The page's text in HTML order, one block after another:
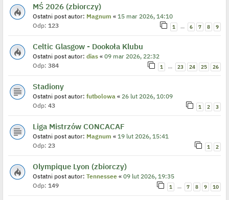
MŚ 2026 (zbiorczy)
Ostatni post autor: Magnum « 15 mar 2026, 14:10
Odp: 123 1 … 6 7 8 9
Celtic Glasgow - Dookoła Klubu
Ostatni post autor: dias « 09 mar 2026, 22:32
Odp: 384 1 … 23 24 25 26
Stadiony
Ostatni post autor: futbolowa « 26 lut 2026, 10:09
Odp: 43 1 2 3
Liga Mistrzów CONCACAF
Ostatni post autor: Magnum « 19 lut 2026, 15:41
Odp: 23 1 2
Olympique Lyon (zbiorczy)
Ostatni post autor: Tennessee « 09 lut 2026, 19:35
Odp: 149 1 … 7 8 9 10